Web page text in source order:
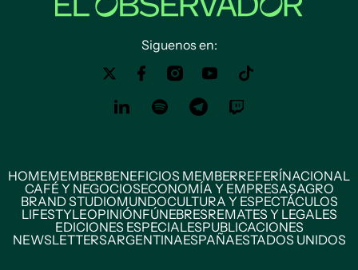
Siguenos en:
HOMEMEMBERBENEFICIOS MEMBERREFERÍNACIONAL
CAFÉ Y NEGOCIOSECONOMÍA Y EMPRESASAGRO
BRAND STUDIOMUNDOCULTURA Y ESPECTÁCULOS
LIFESTYLEOPINIÓNFÚNEBRESREMATES Y LEGALES
EDICIONES ESPECIALESPUBLICACIONES
NEWSLETTERSARGENTINAESPAÑAESTADOS UNIDOS